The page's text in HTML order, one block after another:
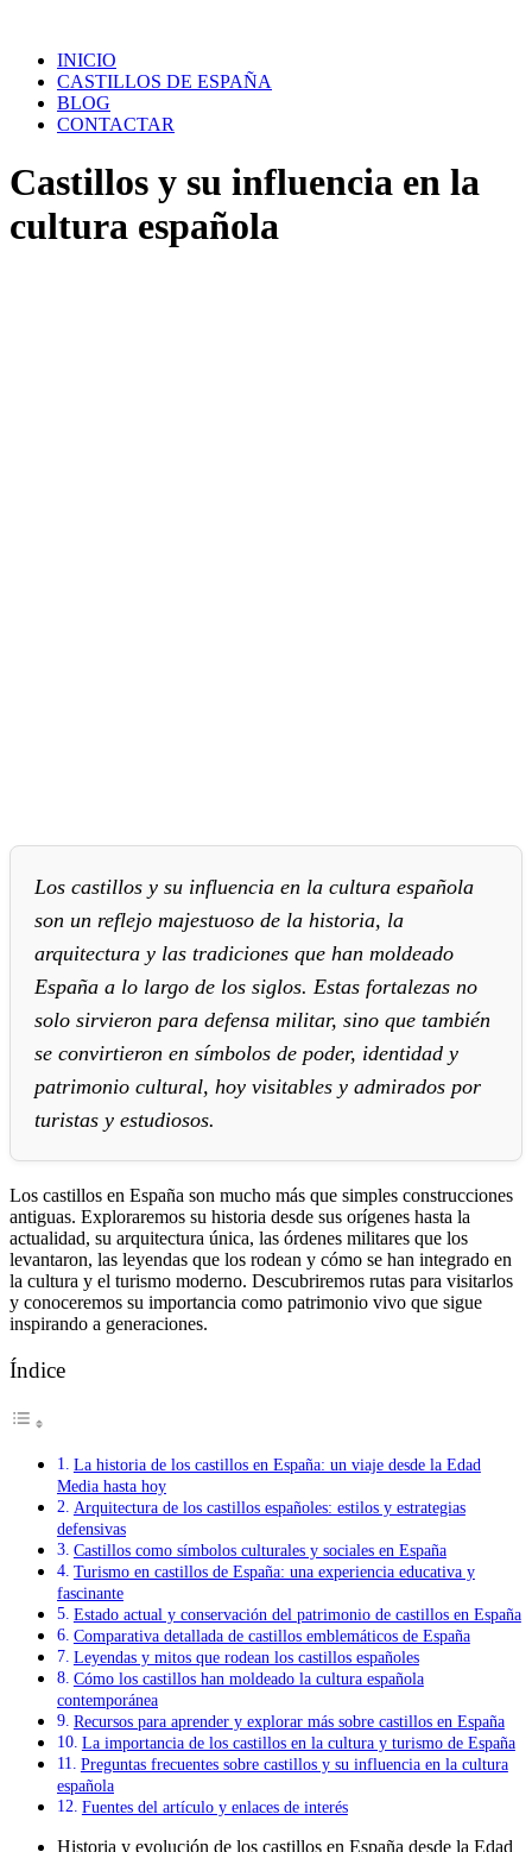
contenidoINICIO
CASTILLOS DE ESPAÑA
BLOG
CONTACTAR
Castillos y su influencia en la
cultura española
Los castillos y su influencia en la cultura española
son un reflejo majestuoso de la historia, la
arquitectura y las tradiciones que han moldeado
España a lo largo de los siglos. Estas fortalezas no
solo sirvieron para defensa militar, sino que también
se convirtieron en símbolos de poder, identidad y
patrimonio cultural, hoy visitables y admirados por
turistas y estudiosos.
Los castillos en España son mucho más que simples construcciones
antiguas. Exploraremos su historia desde sus orígenes hasta la
actualidad, su arquitectura única, las órdenes militares que los
levantaron, las leyendas que los rodean y cómo se han integrado en
la cultura y el turismo moderno. Descubriremos rutas para visitarlos
y conoceremos su importancia como patrimonio vivo que sigue
inspirando a generaciones.
Índice
La historia de los castillos en España: un viaje desde la Edad
Media hasta hoy
Arquitectura de los castillos españoles: estilos y estrategias
defensivas
Castillos como símbolos culturales y sociales en España
Turismo en castillos de España: una experiencia educativa y
fascinante
Estado actual y conservación del patrimonio de castillos en España
Comparativa detallada de castillos emblemáticos de España
Leyendas y mitos que rodean los castillos españoles
Cómo los castillos han moldeado la cultura española
contemporánea
Recursos para aprender y explorar más sobre castillos en España
La importancia de los castillos en la cultura y turismo de España
Preguntas frecuentes sobre castillos y su influencia en la cultura
española
Fuentes del artículo y enlaces de interés
Historia y evolución de los castillos en España desde la Edad